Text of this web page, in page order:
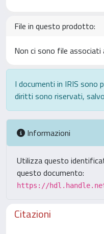
File in questo prodotto:
Non ci sono file
I documenti in IRIS
diritti sono riservati,
Informazioni
Utilizza questo
questo documento:
https://
Citazioni